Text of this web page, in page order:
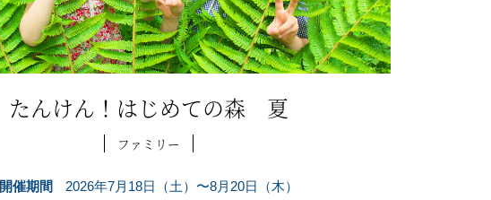
たんけん！はじめての森 夏
ファミリー
開催期間
2026年7月18日（土）〜8月20日（木）